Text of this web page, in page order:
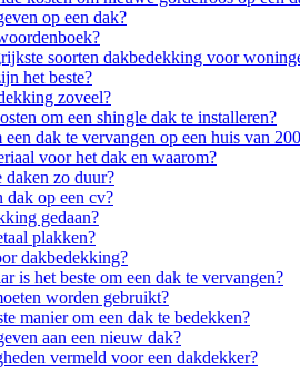
op een dak?
soorten dakbedekking voor
het beste?
zoveel?
om een shingle dak te installeren?
dak te vervangen op een huis van
voor het dak en waarom?
zo duur?
dak op een cv?
gedaan?
plakken?
dakbedekking?
is het beste om een dak te vervangen?
worden gebruikt?
manier om een dak te bedekken?
aan een nieuw dak?
vermeld voor een dakdekker?